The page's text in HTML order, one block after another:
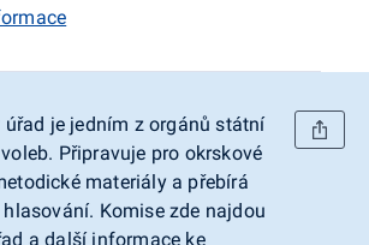
je jedním z orgánů státní
Připravuje pro okrskové
materiály a přebírá
Komise zde najdou
a další informace ke